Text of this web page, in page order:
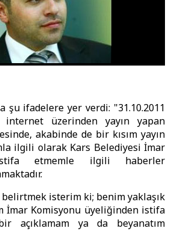
şu ifadelere yer verdi: "31.10.2011
üzerinden yayın yapan
akabinde de bir kısım yayın
ilgili olarak Kars Belediyesi İmar
istifa etmemle ilgili haberler
isterim ki; benim yaklaşık
İmar Komisyonu üyeliğinden istifa
açıklamam ya da beyanatım